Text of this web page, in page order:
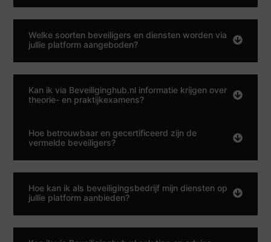
Welke soorten beveiligers en diensten worden via
jullie platform aangeboden?
Kan ik via Beveiliginghub.nl informatie krijgen over
theorie- en praktijkexamens?
Hoe betrouwbaar en gecertificeerd zijn de
vermelde beveiligers?
Hoe kan ik als beveiligingsbedrijf mijn diensten op
jullie platform aanbieden?